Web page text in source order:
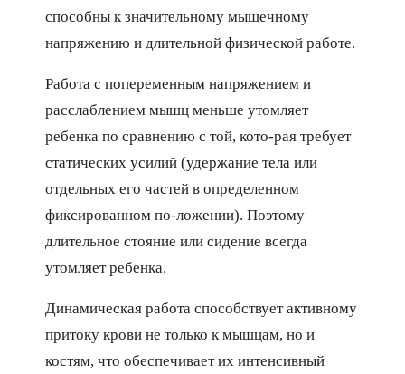
способны к значительному мышечному
напряжению и длительной физической работе.
Работа с попеременным напряжением и
расслаблением мышц меньше утомляет
ребенка по сравнению с той, кото-рая требует
статических усилий (удержание тела или
отдельных его частей в определенном
фиксированном по-ложении). Поэтому
длительное стояние или сидение всегда
утомляет ребенка.
Динамическая работа способствует активному
притоку крови не только к мышцам, но и
костям, что обеспечивает их интенсивный